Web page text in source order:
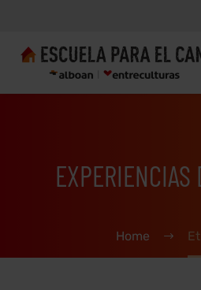
EXPERIENCIAS
Home